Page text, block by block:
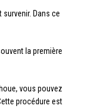
Dans ce
la première
vous pouvez
procédure est